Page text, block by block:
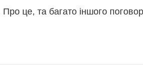
це, та багато іншого